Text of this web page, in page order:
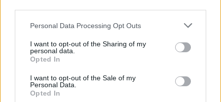
Please note that this website/app uses one or more Google
not limited to your visit or usage behaviour. You may click to
grant or deny consent to Google and its third-party tags to
use your data for below specified purposes in below Google
consent section.
Personal Data Processing Opt Outs
I want to opt-out of the Sharing of my
personal data.
Opted In
I want to opt-out of the Sale of my
Personal Data.
Opted In
Entra nel canale telegram di
GalluraOggi.it
Inviaci le tue segnalazioni,